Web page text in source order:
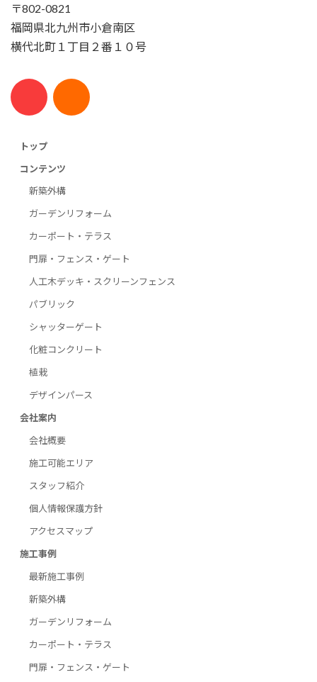
〒802-0821
福岡県北九州市小倉南区
横代北町１丁目２番１０号
トップ
コンテンツ
新築外構
ガーデンリフォーム
カーポート・テラス
門扉・フェンス・ゲート
人工木デッキ・スクリーンフェンス
パブリック
シャッターゲート
化粧コンクリート
植栽
デザインパース
会社案内
会社概要
施工可能エリア
スタッフ紹介
個人情報保護方針
アクセスマップ
施工事例
最新施工事例
新築外構
ガーデンリフォーム
カーポート・テラス
門扉・フェンス・ゲート